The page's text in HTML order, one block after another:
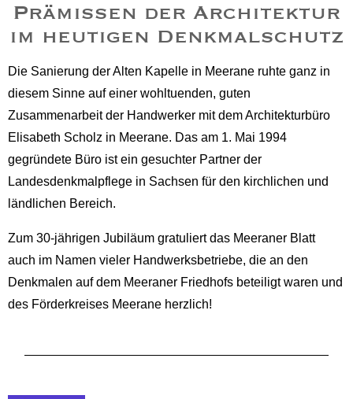
Prämissen der Architektur
im heutigen Denkmalschutz
Die Sanierung der Alten Kapelle in Meerane ruhte ganz in
diesem Sinne auf einer wohltuenden, guten
Zusammenarbeit der Handwerker mit dem Architekturbüro
Elisabeth Scholz in Meerane. Das am 1. Mai 1994
gegründete Büro ist ein gesuchter Partner der
Landesdenkmalpflege in Sachsen für den kirchlichen und
ländlichen Bereich.
Zum 30-jährigen Jubiläum gratuliert das Meeraner Blatt
auch im Namen vieler Handwerksbetriebe, die an den
Denkmalen auf dem Meeraner Friedhofs beteiligt waren und
des Förderkreises Meerane herzlich!